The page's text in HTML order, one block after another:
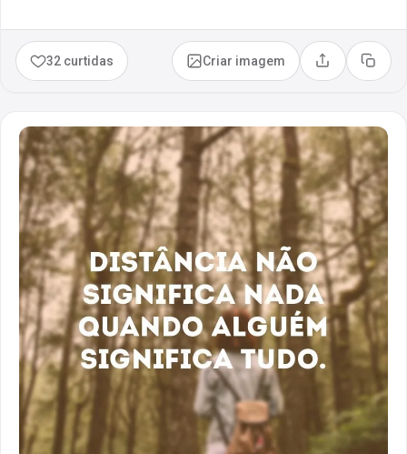
32 curtidas Criar imagem Compartilhar
Copiar